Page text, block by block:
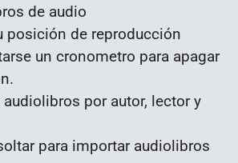
de audio
posición de reproducción
un cronometro para apagar
audiolibros por autor, lector y
para importar audiolibros